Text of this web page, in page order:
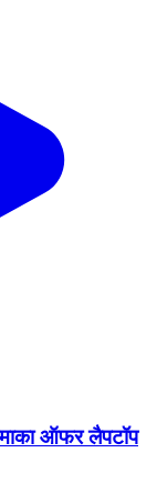
ऑफर लैपटॉप